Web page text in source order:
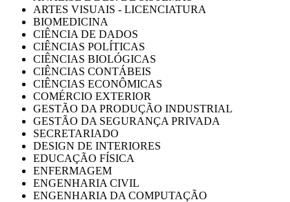
ARTES VISUAIS - LICENCIATURA
BIOMEDICINA
CIÊNCIA DE DADOS
CIÊNCIAS POLÍTICAS
CIÊNCIAS BIOLÓGICAS
CIÊNCIAS CONTÁBEIS
CIÊNCIAS ECONÔMICAS
COMÉRCIO EXTERIOR
GESTÃO DA PRODUÇÃO INDUSTRIAL
GESTÃO DA SEGURANÇA PRIVADA
SECRETARIADO
DESIGN DE INTERIORES
EDUCAÇÃO FÍSICA
ENFERMAGEM
ENGENHARIA CIVIL
ENGENHARIA DA COMPUTAÇÃO